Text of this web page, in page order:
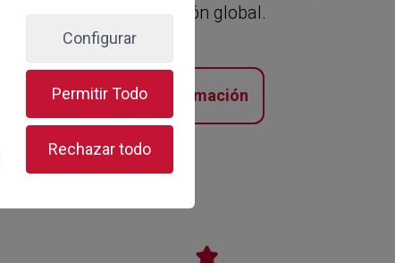
su expansión global.
Más información
Configurar
Permitir Todo
Rechazar todo